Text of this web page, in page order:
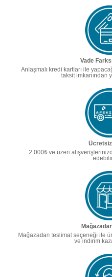
Vade
Anlaşmalı kredi kartları ile
taksit imkanından
2.000₺ ve üzeri
Mağazadan teslimat seçeneği ile
ve indirim